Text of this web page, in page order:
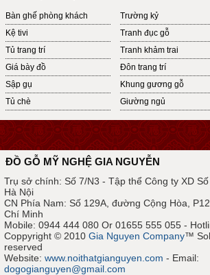
Bàn ghế phòng khách
Kệ tivi
Tủ trang trí
Giá bày đồ
Sập gụ
Tủ chè
Trường kỷ
Tranh đục gỗ
Tranh khảm trai
Đôn trang trí
Khung gương gỗ
Giường ngủ
ĐỒ GỖ MỸ NGHỆ GIA NGUYỄN
Trụ sở chính: Số 7/N3 - Tập thể Công ty XD
Hà Nội
CN Phía Nam: Số 129A, đường Cộng Hòa,
Chí Minh
Mobile: 0944 444 080 Or 01655 555 055 -
Coppyright © 2010 Gia Nguyen Company™
reserved
Website: www.noithatgianguyen.com - Email:
dogogianguyen@gmail.com